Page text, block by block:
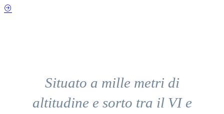
Situato a mille metri di
altitudine e sorto tra il VI e